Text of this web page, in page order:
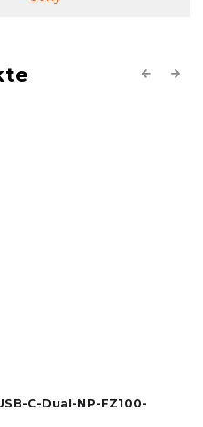
Previous
für Sony NP-FZ100-
Next